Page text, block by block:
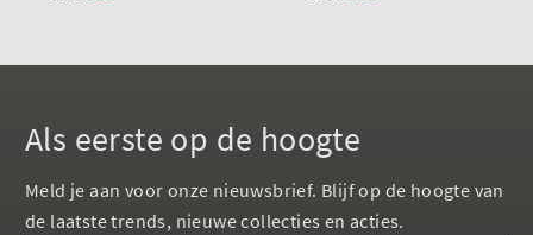
Als eerste op de hoogte
Meld je aan voor onze nieuwsbrief. Blijf op de hoogte van
de laatste trends, nieuwe collecties en acties.